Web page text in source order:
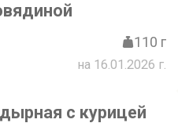
110 г
на 16.01.2026 г.
с курицей